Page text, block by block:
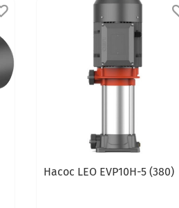
Насос LEO EVP10H-5 (380)